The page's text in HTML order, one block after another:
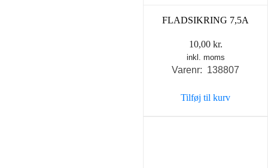
FLADSIKRING 7,5A
10,00 kr.
inkl. moms
Varenr: 138807
Tilføj til kurv